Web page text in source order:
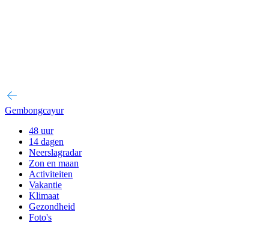
Gembongcayur
48 uur
14 dagen
Neerslagradar
Zon en maan
Activiteiten
Vakantie
Klimaat
Gezondheid
Foto's